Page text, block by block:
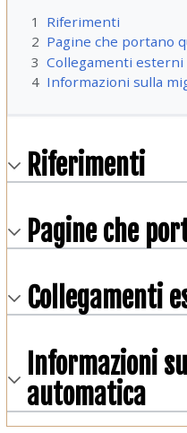
1
Riferimenti
2 Pagine che portano
3 Collegamenti esterni
4 Informazioni sulla
Riferimenti
Pagine che
Collegamenti
Informazioni
automatica